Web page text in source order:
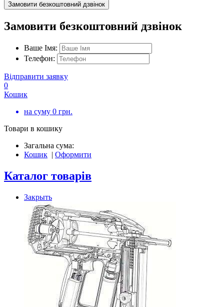
Замовити безкоштовний дзвінок
Замовити безкоштовний дзвінок
Ваше Імя:
Телефон:
Відправити заявку
0
Кошик
на суму 0 грн.
Товари в кошику
Загальна сума:
Кошик | Оформити
Каталог товарів
Закрыть